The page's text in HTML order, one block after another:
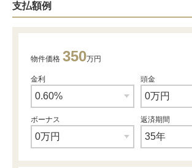
支払額例
物件価格 350万円
金利 頭金
ボーナス 返済期間